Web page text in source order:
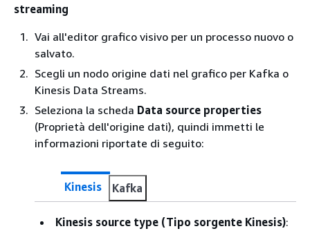
streaming
Vai all'editor grafico visivo per un processo nuovo o
salvato.
Scegli un nodo origine dati nel grafico per Kafka o
Kinesis Data Streams.
Seleziona la scheda Data source properties
(Proprietà dell'origine dati), quindi immetti le
informazioni riportate di seguito:
Kinesis Kafka
Kinesis source type (Tipo sorgente Kinesis):